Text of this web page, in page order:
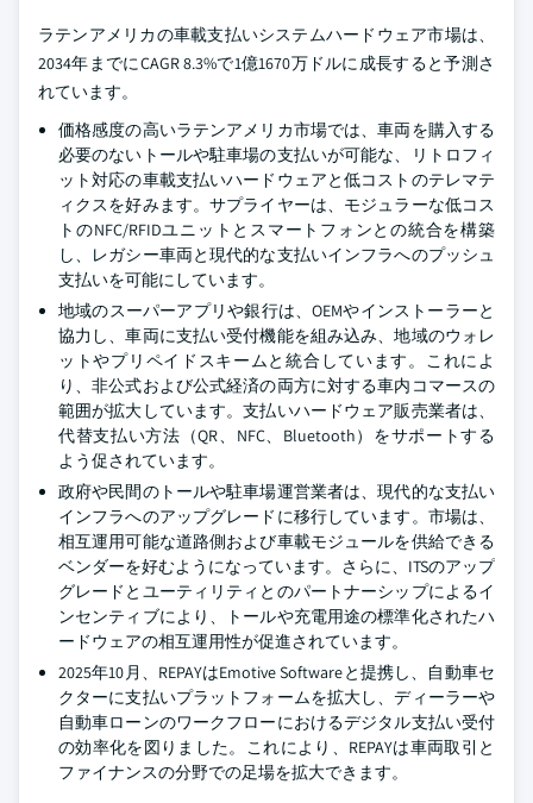
ラテンアメリカの車載支払いシステムハードウェア市場は、
2034年までにCAGR 8.3%で1億1670万ドルに成長すると予測さ
れています。
価格感度の高いラテンアメリカ市場では、車両を購入する
必要のないトールや駐車場の支払いが可能な、リトロフィ
ット対応の車載支払いハードウェアと低コストのテレマテ
ィクスを好みます。サプライヤーは、モジュラーな低コス
トのNFC/RFIDユニットとスマートフォンとの統合を構築
し、レガシー車両と現代的な支払いインフラへのプッシュ
支払いを可能にしています。
地域のスーパーアプリや銀行は、OEMやインストーラーと
協力し、車両に支払い受付機能を組み込み、地域のウォレ
ットやプリペイドスキームと統合しています。これによ
り、非公式および公式経済の両方に対する車内コマースの
範囲が拡大しています。支払いハードウェア販売業者は、
代替支払い方法（QR、NFC、Bluetooth）をサポートする
よう促されています。
政府や民間のトールや駐車場運営業者は、現代的な支払い
インフラへのアップグレードに移行しています。市場は、
相互運用可能な道路側および車載モジュールを供給できる
ベンダーを好むようになっています。さらに、ITSのアップ
グレードとユーティリティとのパートナーシップによるイ
ンセンティブにより、トールや充電用途の標準化されたハ
ードウェアの相互運用性が促進されています。
2025年10月、REPAYはEmotive Softwareと提携し、自動車セ
クターに支払いプラットフォームを拡大し、ディーラーや
自動車ローンのワークフローにおけるデジタル支払い受付
の効率化を図りました。これにより、REPAYは車両取引と
ファイナンスの分野での足場を拡大できます。